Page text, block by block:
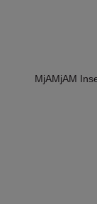
MjAMjAM